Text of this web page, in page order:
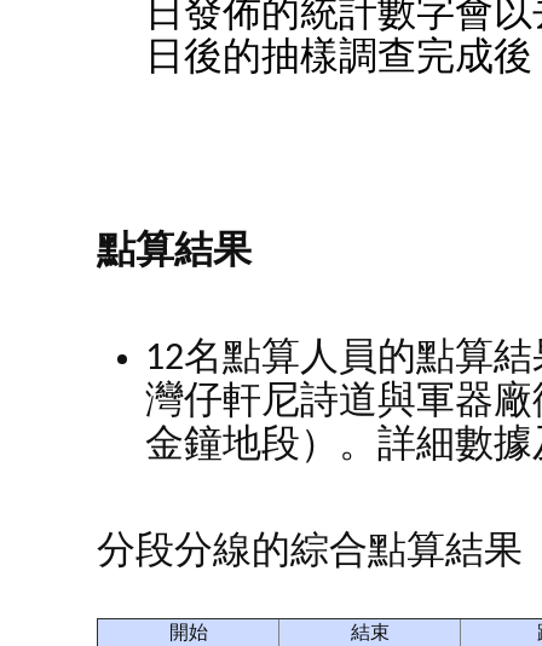
日發佈的統計數字會以
日後的抽樣調查完成
點算結果
12名點算人員的點算
灣仔軒尼詩道與軍器
金鐘地段）。詳細數
分段分線的綜合點算結果
開始 結束